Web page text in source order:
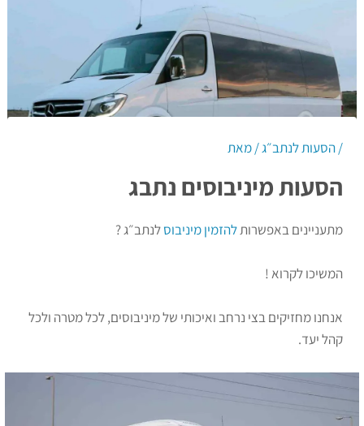
/הסעות לנתב״ג/ מאת
הסעות מיניבוסים נתבג
מתעניינים באפשרותלהזמין מיניבוסלנתב״ג ?
המשיכו לקרוא !
אנחנו מחזיקים בצי נרחב ואיכותי של מיניבוסים, לכל מטרה ולכל
קהל יעד.